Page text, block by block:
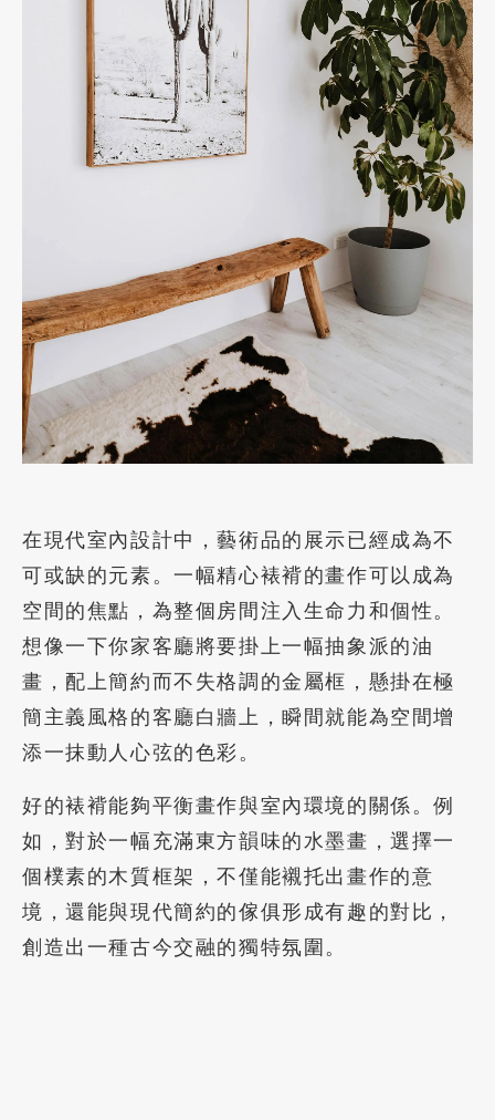
在現代室內設計中，藝術品的展示已經成為不
可或缺的元素。一幅精心裱褙的畫作可以成為
空間的焦點，為整個房間注入生命力和個性。
想像一下你家客廳將要掛上一幅抽象派的油
畫，配上簡約而不失格調的金屬框，懸掛在極
簡主義風格的客廳白牆上，瞬間就能為空間增
添一抹動人心弦的色彩。
好的裱褙能夠平衡畫作與室內環境的關係。例
如，對於一幅充滿東方韻味的水墨畫，選擇一
個樸素的木質框架，不僅能襯托出畫作的意
境，還能與現代簡約的傢俱形成有趣的對比，
創造出一種古今交融的獨特氛圍。